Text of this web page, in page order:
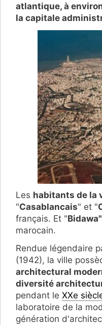
atlantique, à
la capitale
Les habitants de la
"Casablancais" et "
français. Et "
marocain.
Rendue légendaire
(1942), la ville
architectural
diversité
pendant le XXe
laboratoire de la
génération